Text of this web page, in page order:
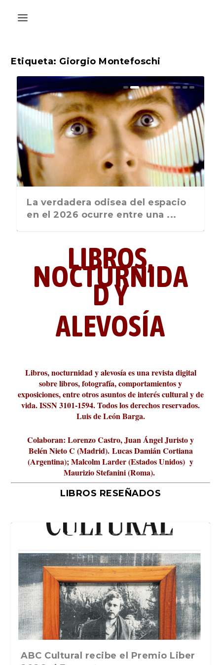
Etiqueta: Giorgio Montefoschi
La última postal de la temporada
nos recuerda que nos vamos ...
La verdadera odisea del espacio
en el 2026 ocurre entre una ...
Liber 2026 al Fomento de la Le...
Revista Cultural Turia, númer...
10.000 pasos al día? Lo que d...
paisajística del mar de Sicil...
París
metafísicos de la novela ne...
LIBROS,
NOCTURNIDA
D Y
ALEVOSÍA
Libros, nocturnidad y alevosía es una revista digital
sobre libros, fotografía, comportamientos y
exposiciones, entre otros asuntos de interés cultural y de
vida. ISSN 3101-1594. Todos los derechos reservados.
Luis de León Barga.
Colaboran: Lorenzo Castro, Juan Ángel Juristo y
Belén Nieto C (Madrid). Lucas Damián Cortiana
(Argentina); Malcolm Larder (Estados Unidos) y
Maurizio Stefanini (Roma).
LIBROS RESEÑADOS
La verdadera odisea del espacio en
Liber
La cultura de la transgresión.